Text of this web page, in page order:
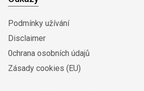
Podmínky užívání
Disclaimer
0chrana osobních údajů
Zásady cookies (EU)